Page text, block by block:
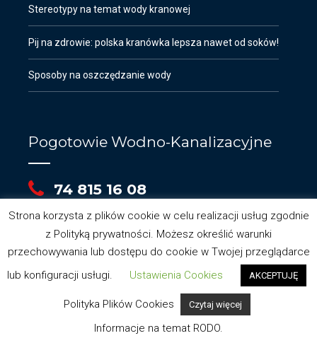
Stereotypy na temat wody kranowej
Pij na zdrowie: polska kranówka lepsza nawet od soków!
Sposoby na oszczędzanie wody
Pogotowie Wodno-Kanalizacyjne
74 815 16 08
Opracowanie: Alink Multimedia @ 2019
Strona korzysta z plików cookie w celu realizacji usług zgodnie
z Polityką prywatności. Możesz określić warunki
przechowywania lub dostępu do cookie w Twojej przeglądarce
lub konfiguracji usługi.
Ustawienia Cookies AKCEPTUJĘ
Polityka Plików Cookies Czytaj więcej
Informacje na temat RODO.